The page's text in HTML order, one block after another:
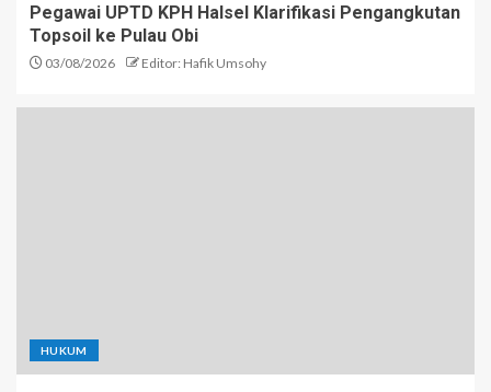
Pegawai UPTD KPH Halsel Klarifikasi Pengangkutan
Topsoil ke Pulau Obi
03/08/2026 Editor: Hafik Umsohy
HUKUM